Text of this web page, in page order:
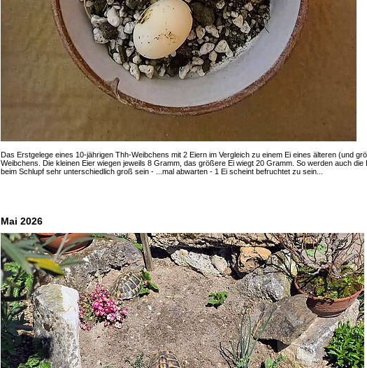
Das Erstgelege eines 10-jährigen Thh-Weibchens mit 2 Eiern im Vergleich zu einem Ei eines älteren (und
Weibchens. Die kleinen Eier wiegen jeweils 8 Gramm, das größere Ei wiegt 20 Gramm. So werden auch die
beim Schlupf sehr unterschiedlich groß sein - ...mal abwarten - 1 Ei scheint befruchtet zu sein...
Mai 2026